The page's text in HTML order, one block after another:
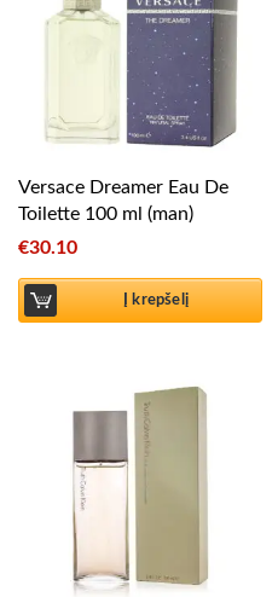
Versace Dreamer Eau De
Toilette 100 ml (man)
€30.10
Į krepšelį